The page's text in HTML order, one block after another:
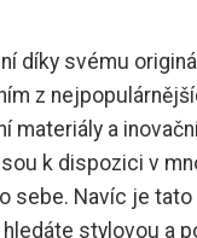
díky svému
z
materiály a
k dispozici v
sebe. Navíc je
stylovou a